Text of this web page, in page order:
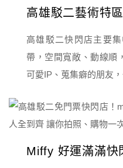
高雄駁二藝術特
高雄駁二快閃店主要
帶，空間寬敞、動線順
可愛IP、蒐集癖的朋友
Miffy 好運滿滿快